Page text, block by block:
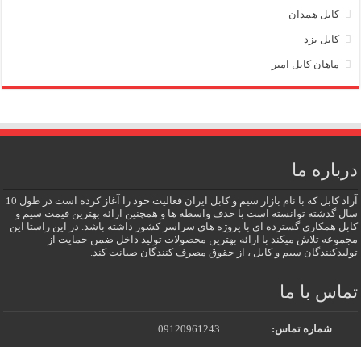
کابل همدان
کابل یزد
ماهان کابل امیر
درباره ما
آراد کابل که با نام بازار سیم و کابل ایران فعالیت خود را آغاز کرده است در طول 10
سال گذشته توانسته است با حذف واسطه ها و همچنین ارائه بهترین قیمت سیم و
کابل همکاری گسترده ای با پروژه های سراسر کشور داشته باشد. در این راستا این
مجموعه تلاش میکند با ارائه بهترین محصولات تولید داخل ضمن حمایت از
تولیدکنندگان سیم و کابل ، از حقوق مصرف کنندگان صیانت کند.
تماس با ما
شماره تماس: 09120961243